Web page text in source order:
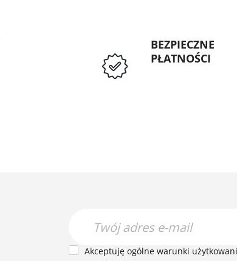
BEZPIECZNE
PŁATNOŚCI
Akceptuję ogólne warunki